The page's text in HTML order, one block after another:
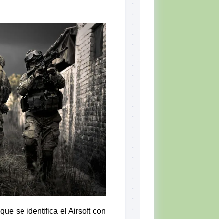
por
Tiger
McKee
El
Momento
del
Combatiente
Lectura
recomendada
Defensa
Personal
Ejercicios
Situación
Táctica
CQB
se identifica el Airsoft con